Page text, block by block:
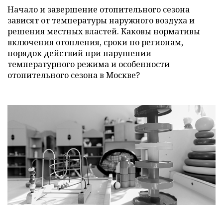
Начало и завершение отопительного сезона
зависят от температуры наружного воздуха и
решения местных властей. Каковы нормативы
включения отопления, сроки по регионам,
порядок действий при нарушении
температурного режима и особенности
отопительного сезона в Москве?